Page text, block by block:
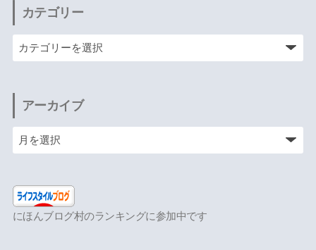
カテゴリー
アーカイブ
にほんブログ村のランキングに参加中です